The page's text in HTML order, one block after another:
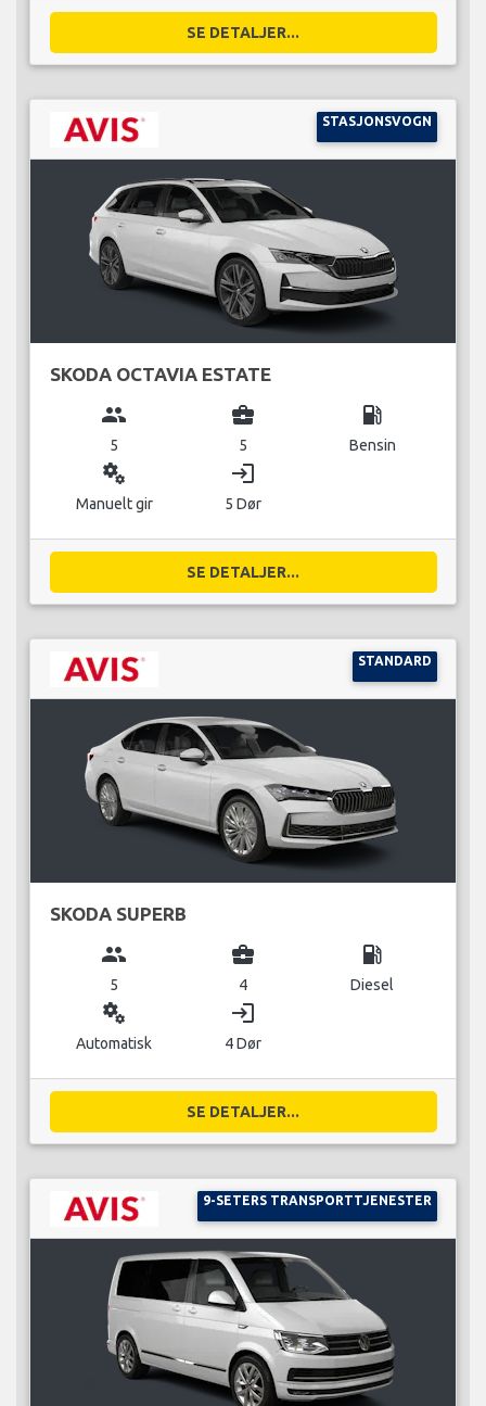
SE DETALJER...
STASJONSVOGN
SKODA OCTAVIA ESTATE
group
5
business_center
5
local_gas_station
Bensin
miscellaneous_services
Manuelt gir
login
5 Dør
SE DETALJER...
STANDARD
SKODA SUPERB
group
5
business_center
4
local_gas_station
Diesel
miscellaneous_services
Automatisk
login
4 Dør
SE DETALJER...
9-SETERS TRANSPORTTJENESTER